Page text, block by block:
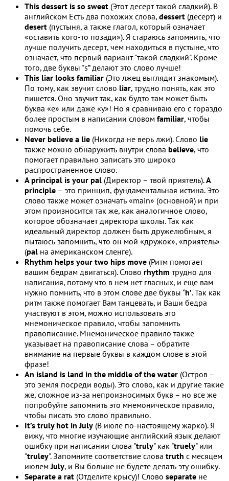
This dessert is so sweet (Этот десерт такой сладкий). В
английском Есть два похожих слова, dessert (десерт) и
desert (пустыня, а также глагол, который означает
«оставить кого-то позади»). Я стараюсь запомнить, что
лучше получить десерт, чем находиться в пустыне, что
означает, что первый вариант "такой сладкий". Кроме
того, две буквы "s” делают это слово лучше!
This liar looks familiar (Это лжец выглядит знакомым).
По тому, как звучит слово liar, трудно понять, как это
пишется. Оно звучит так, как будто там может быть
буква «e» или даже «y»! Но я сравниваю его с гораздо
более простым в написании словом familiar, чтобы
помочь себе.
Never believe a lie (Никогда не верь лжи). Слово lie
также можно обнаружить внутри слова believe, что
помогает правильно записать это широко
распространенное слово.
A principal is your pal (Директор – твой приятель).A
principle – это принцип, фундаментальная истина. Это
слово также может означать «main» (основной) и при
этом произносится так же, как аналогичное слово,
которое обозначает директора школы. Так как
идеальный директор должен быть дружелюбным, я
пытаюсь запомнить, что он мой «дружок», «приятель»
(pal на американском сленге).
Rhythm helps your two hips move (Ритм помогает
вашим бедрам двигаться). Слово rhythm трудно для
написания, потому что в нем нет гласных, и еще вам
нужно помнить, что в этом слове две буквы ‘h’. Так как
ритм также помогает Вам танцевать, и Ваши бедра
участвуют в этом, можно использовать это
мнемоническое правило, чтобы запомнить
правописание. Мнемоническое правило также
указывает на правописание слова – обратите
внимание на первые буквы в каждом слове в этой
фразе!
An island is land in the middle of the water (Остров –
это земля посреди воды). Это слово, как и другие такие
же, сложное из-за непроизносимых букв – но все же
попробуйте запомнить это мнемоническое правило,
чтобы писать это слово правильно.
It’s truly hot in July (В июле по-настоящему жарко). Я
вижу, что многие изучающие английский язык делают
ошибку при написании слова "truly" как "truely" или
"truley". Запомните соответствие слова truth с месяцем
июлем July, и Вы больше не будете делать эту ошибку.
Separate a rat (Отделите крысу)! Слово separate не